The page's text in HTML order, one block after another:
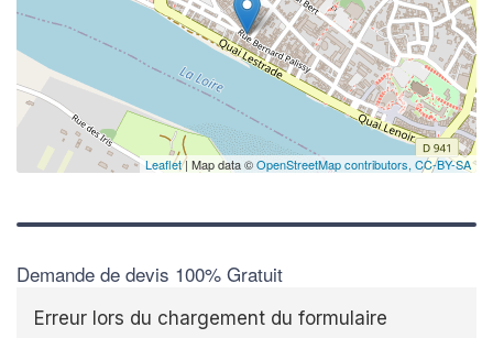
Leaflet| Map data ©OpenStreetMap contributors, CC-BY-SA
Demande de devis 100% Gratuit
Erreur lors du chargement du formulaire